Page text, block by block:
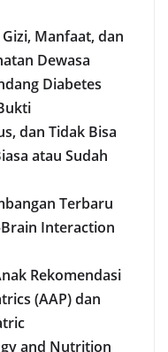
Gizi, Manfaat, dan
Dewasa
Diabetes
dan Tidak Bisa
atau Sudah
Terbaru
Interaction
Rekomendasi
(AAP) dan
and Nutrition